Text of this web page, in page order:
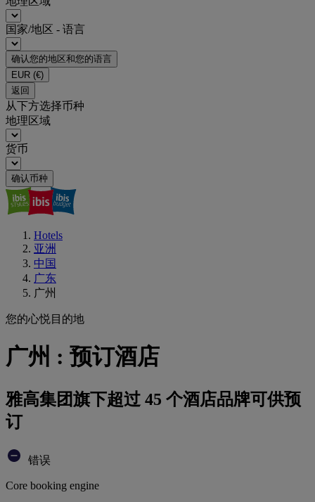
国家/地区 - 语言
确认您的地区和您的语言
EUR (€)
返回
从下方选择币种
地理区域
货币
确认币种
Hotels
亚洲
中国
广东
广州
您的心悦目的地
广州 : 预订酒店
雅高集团旗下超过 45 个酒店品牌可供预
订
错误
Core booking engine